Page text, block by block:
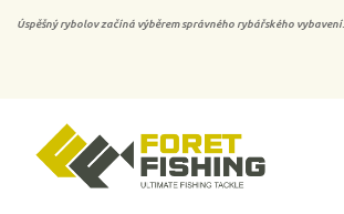
Úspěšný rybolov začíná výběrem správného rybářského vybavení.